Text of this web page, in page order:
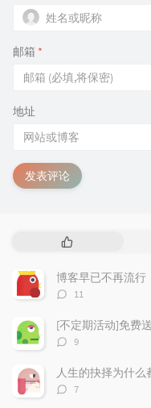
邮箱 *
地址
发表评论
热
文
章
博客早已不再流行
评
数：
11
[不定期活动]免费
评
数：
9
人生的抉择为什么
评
7